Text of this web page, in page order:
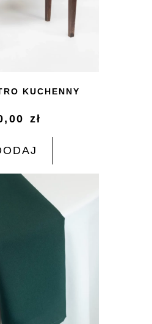
KUCHENNY
zł